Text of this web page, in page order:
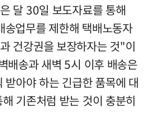
달 30일 보도자료를 통해
업무를 제한해 택배노동자
건강권을 보장하자는 것"이
배송과 새벽 5시 이후 배송은
받아야 하는 긴급한 품목에 대
기존처럼 받는 것이 충분히